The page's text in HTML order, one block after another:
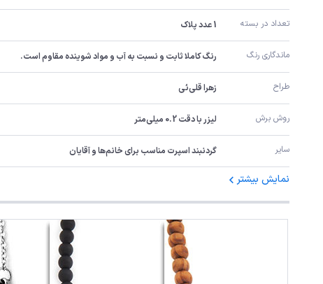
تعداد در بسته 1 عدد پلاک
ماندگاری رنگ رنگ کاملا ثابت و نسبت به آب و مواد شوینده مقاوم است.
طراح زهرا قلی‌ئی
روش برش لیزر با دقت 0.2 میلی‌متر
سایر گردنبند اسپرت مناسب برای خانم‌ها و آقایان
نمایش بیشتر